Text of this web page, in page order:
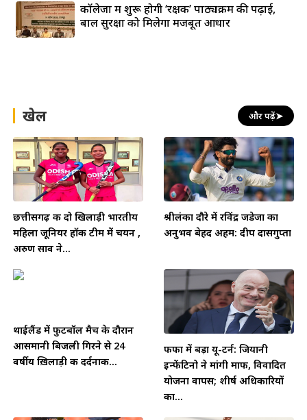
कॉलेजों में शुरू होगी ‘रक्षक’ पाठ्यक्रम की पढ़ाई,
बाल सुरक्षा को मिलेगा मजबूत आधार
खेल और पढ़ें➤
छत्तीसगढ़ की दो खिलाड़ी भारतीय
महिला जूनियर हॉकी टीम में चयन ,
अरुण साव ने...
श्रीलंका दौरे में रविंद्र जडेजा का
अनुभव बेहद अहम: दीप दासगुप्ता
थाईलैंड में फुटबॉल मैच के दौरान
आसमानी बिजली गिरने से 24
वर्षीय ख़िलाड़ी की दर्दनाक...
फीफा में बड़ा यू-टर्न: जियानी
इन्फेंटिनो ने मांगी माफी, विवादित
योजना वापस; शीर्ष अधिकारियों
का...